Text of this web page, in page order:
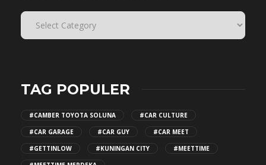
TAG POPULER
#CAMBER TOYOTA SOLUNA
#CAR CULTURE
#CAR GARAGE
#CAR GUY
#CAR MEET
#GETTINLOW
#KUNINGAN CITY
#MEETTIME